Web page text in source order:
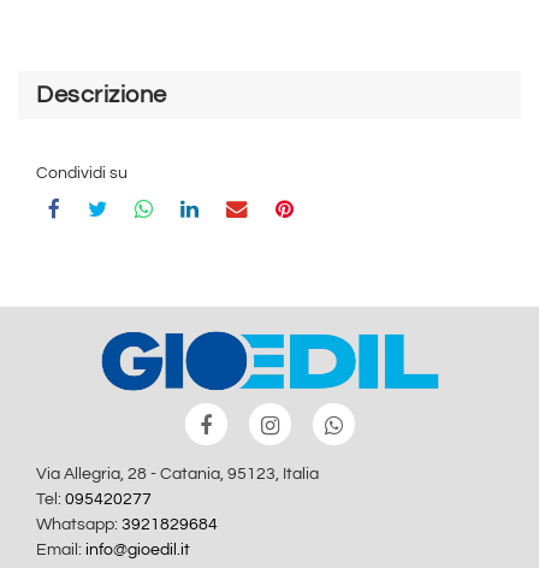
Descrizione
Condividi su
Via Allegria, 28 - Catania, 95123, Italia
Tel: 095420277
Whatsapp: 3921829684
Email: info@gioedil.it